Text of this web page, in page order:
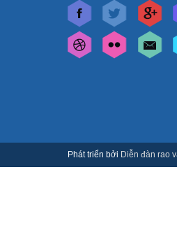
Phát triển bởi Diễn đàn rao